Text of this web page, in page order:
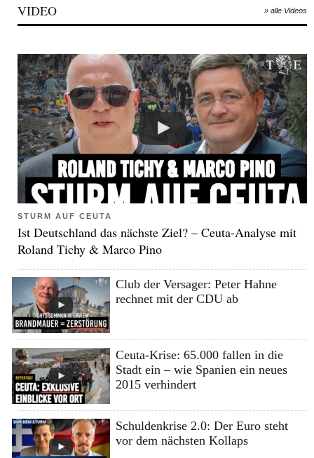
VIDEO » alle Videos
STURM AUF CEUTA
Ist Deutschland das nächste Ziel? – Ceuta-Analyse mit
Roland Tichy & Marco Pino
Club der Versager: Peter Hahne
rechnet mit der CDU ab
Ceuta-Krise: 65.000 fallen in die
Stadt ein – wie Spanien ein neues
2015 verhindert
Schuldenkrise 2.0: Der Euro steht
vor dem nächsten Kollaps